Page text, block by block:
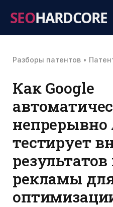
SEOHARDCORE
Разборы патентов •
Как Google
непрерывно
тестирует
рекламы